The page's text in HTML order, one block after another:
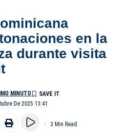
en la
durante visita
De 2025 13:41
MINUTO
3 Min Read